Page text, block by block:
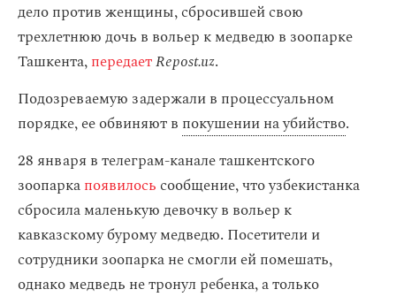
дело против женщины, сбросившей свою
трехлетнюю дочь в вольер к медведю в зоопарке
Ташкента,передаетRepost.uz.
Подозреваемую задержали в процессуальном
порядке, ее обвиняют в покушении на убийство.
28 января в телеграм-канале ташкентского
зоопаркапоявилосьсообщение, что узбекистанка
сбросила маленькую девочку в вольер к
кавказскому бурому медведю. Посетители и
сотрудники зоопарка не смогли ей помешать,
однако медведь не тронул ребенка, а только